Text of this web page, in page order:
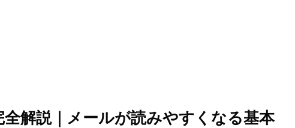
解説｜メールが読みやすくなる基本